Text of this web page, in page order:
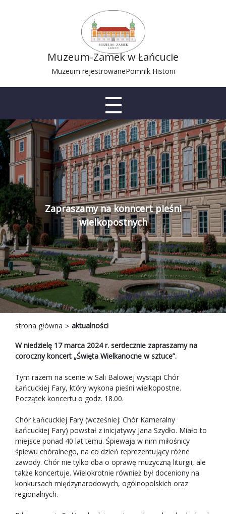
Muzeum-Zamek w Łańcucie
Muzeum rejestrowanePomnik Historii
Zapraszamy na konncert pieśni
wielkopostnych
strona główna aktualności
W niedzielę 17 marca 2024 r. serdecznie zapraszamy na
coroczny koncert „Święta Wielkanocne w sztuce”.
Tym razem na scenie w Sali Balowej wystąpi Chór
Łańcuckiej Fary, który wykona pieśni wielkopostne.
Początek koncertu o godz. 18.00.
Chór Łańcuckiej Fary (wcześniej: Chór Kameralny
Łańcuckiej Fary) powstał z inicjatywy Jana Szydło. Miało to
miejsce ponad 40 lat temu. Śpiewają w nim miłośnicy
śpiewu chóralnego, na co dzień reprezentujący różne
zawody. Chór nie tylko dba o oprawę muzyczną liturgii, ale
także koncertuje. Wielokrotnie również był doceniony na
konkursach międzynarodowych, ogólnopolskich oraz
regionalnych.